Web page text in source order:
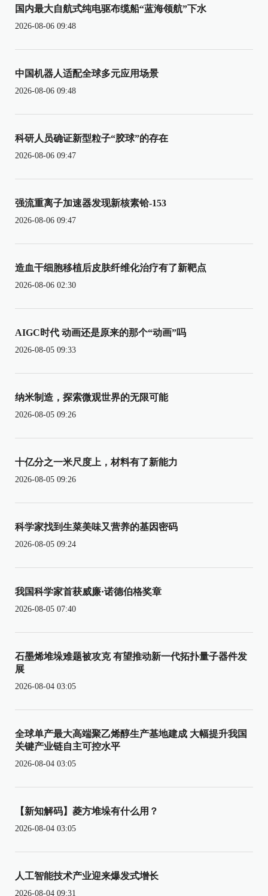
国内最大自航式纯电驱布缆船“蓝海领航”下水
2026-08-06 09:48
中国机器人适配全球多元应用场景
2026-08-06 09:48
科研人员确证新型粒子“胶球”的存在
2026-08-06 09:47
强流重离子加速器发现新核素铪-153
2026-08-06 09:47
造血干细胞移植后皮肤纤维化治疗有了新靶点
2026-08-06 02:30
AIGC时代 动画还是原来的那个“动画”吗
2026-08-05 09:33
纳米制造，探索微观世界的无限可能
2026-08-05 09:26
十亿分之一米尺度上，材料有了新能力
2026-08-05 09:26
科学家找到生菜美味又营养的基因密码
2026-08-05 09:24
我国科学家首获威廉·诺德伯格奖章
2026-08-05 07:40
石墨烯堆垛难题被攻克 有望推动新一代拓扑量子器件发
展
2026-08-04 03:05
全球单产最大高端聚乙烯醇生产基地建成 大幅提升我国
关键产业链自主可控水平
2026-08-04 03:05
【新知解码】菱方堆垛有什么用？
2026-08-04 03:05
人工智能技术产业迎来爆发式增长
2026-08-04 09:31